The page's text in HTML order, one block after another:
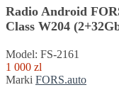
Radio Android
Class W204
Model: FS-2161
1 000 zl
Marki FORS.auto